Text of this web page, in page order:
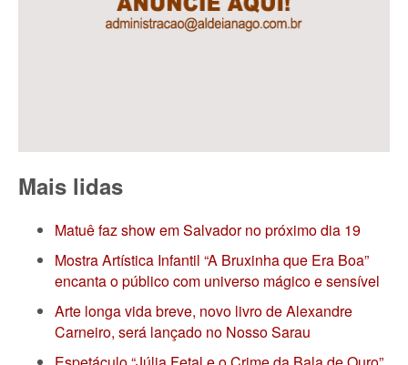
Mais lidas
Matuê faz show em Salvador no próximo dia 19
Mostra Artística Infantil “A Bruxinha que Era Boa”
encanta o público com universo mágico e sensível
Arte longa vida breve, novo livro de Alexandre
Carneiro, será lançado no Nosso Sarau